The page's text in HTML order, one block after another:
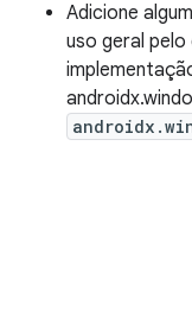
Adicione
uso geral pelo